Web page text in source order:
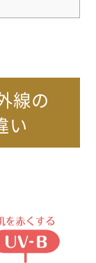
線の
い